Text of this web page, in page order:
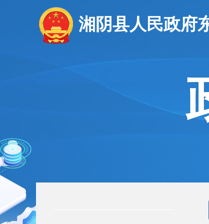
湘阴县人民政府